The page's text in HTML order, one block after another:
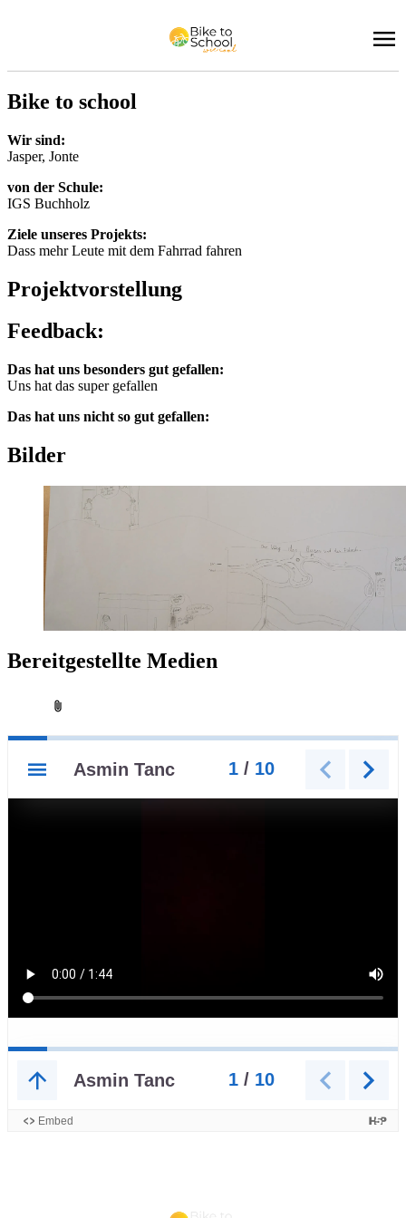
Bike to school
Wir sind:
Jas­per, Jon­te
von der Schu­le:
IGS Buch­holz
Zie­le un­se­res Pro­jekts:
Dass mehr Leu­te mit dem Fahr­rad fah­ren
Pro­jekt­vor­stel­lung
Feed­back:
Das hat uns be­son­ders gut ge­fal­len:
Uns hat das su­per ge­fal­len
Das hat uns nicht so gut ge­fal­len:
Bil­der
Be­reit­ge­stell­te Me­di­en